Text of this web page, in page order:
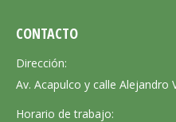
CONTACTO
Dirección:
Av. Acapulco y calle Alejandro
Horario de trabajo: